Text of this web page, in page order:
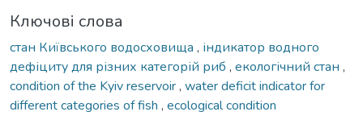
Ключові слова
стан Київського водосховища , індикатор водного
дефіциту для різних категорій риб , екологічний стан ,
condition of the Kyiv reservoir, water deficit indicator for
different categories of fish , ecological condition